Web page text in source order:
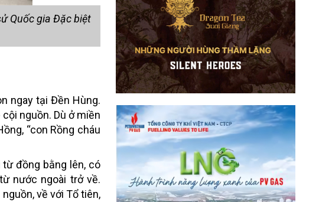
Quốc gia Đặc biệt
ngay tại Đền Hùng.
nguồn. Dù ở miền
“con Rồng cháu
đồng bằng lên, có
nước ngoài trở về.
về với Tổ tiên,